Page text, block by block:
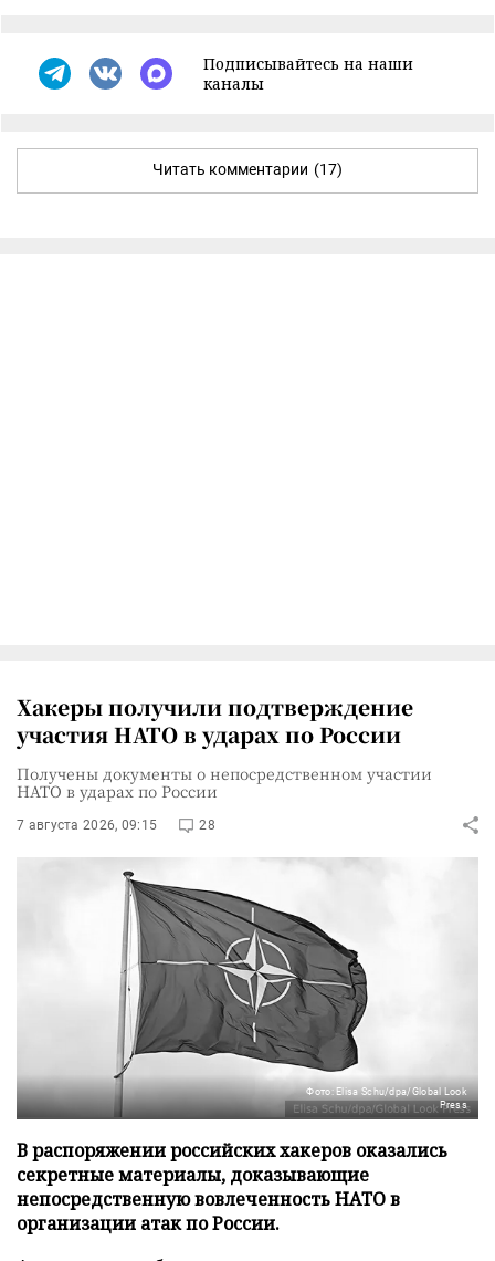
Подписывайтесь на наши
каналы
Читать комментарии (17)
Хакеры получили подтверждение
участия НАТО в ударах по России
Получены документы о непосредственном участии
НАТО в ударах по России
7 августа 2026, 09:15 28
Фото: Elisa Schu/dpa/Global Look
Press
В распоряжении российских хакеров оказались
секретные материалы, доказывающие
непосредственную вовлеченность НАТО в
организации атак по России.